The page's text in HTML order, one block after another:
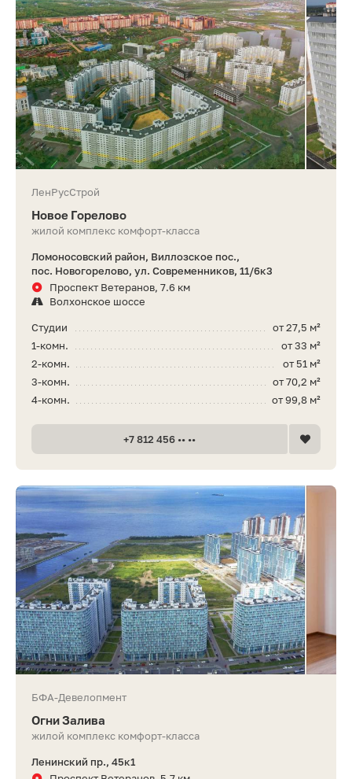
ЛенРусСтрой
Новое Горелово
жилой комплекс комфорт-класса
Ломоносовский район, Виллозское пос.,
пос. Новогорелово, ул. Современников, 11/6к3
Проспект Ветеранов, 7.6 км
Волхонское шоссе
от 27,5 м²
Студии
от 33 м²
1-комн.
от 51 м²
2-комн.
от 70,2 м²
3-комн.
от 99,8 м²
4-комн.
+7 812 456 •• ••
БФА-Девелопмент
Огни Залива
жилой комплекс комфорт-класса
Ленинский пр., 45к1